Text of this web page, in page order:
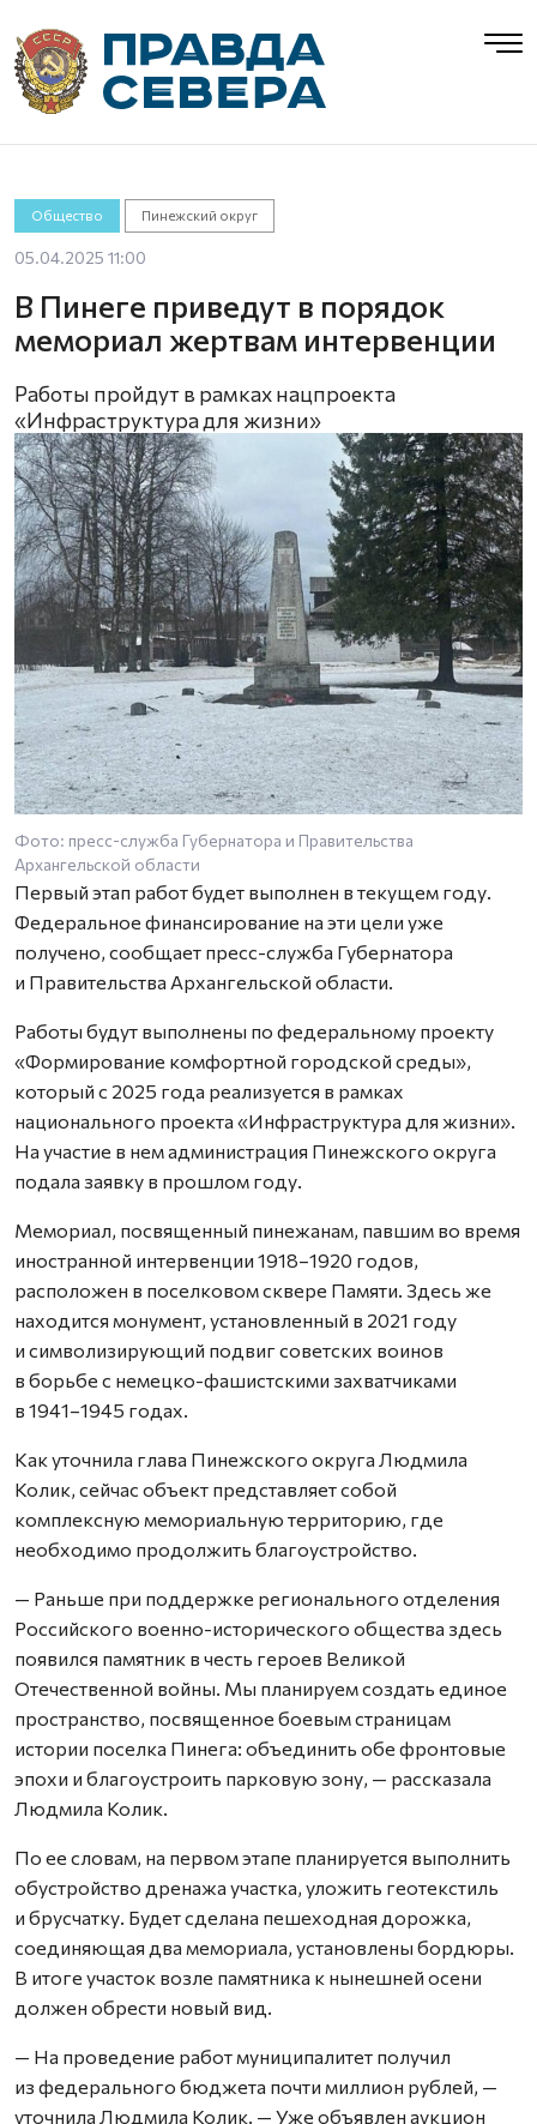
Общество Пинежский округ
05.04.2025 11:00
В Пинеге приведут в порядок
мемориал жертвам интервенции
Работы пройдут в рамках нацпроекта
«Инфраструктура для жизни»
Фото: пресс-служба Губернатора и Правительства
Архангельской области
Первый этап работ будет выполнен в текущем году.
Федеральное финансирование на эти цели уже
получено, сообщает пресс-служба Губернатора
и Правительства Архангельской области.
Работы будут выполнены по федеральному проекту
«Формирование комфортной городской среды»,
который с 2025 года реализуется в рамках
национального проекта «Инфраструктура для жизни».
На участие в нем администрация Пинежского округа
подала заявку в прошлом году.
Мемориал, посвященный пинежанам, павшим во время
иностранной интервенции 1918–1920 годов,
расположен в поселковом сквере Памяти. Здесь же
находится монумент, установленный в 2021 году
и символизирующий подвиг советских воинов
в борьбе с немецко-фашистскими захватчиками
в 1941–1945 годах.
Как уточнила глава Пинежского округа Людмила
Колик, сейчас объект представляет собой
комплексную мемориальную территорию, где
необходимо продолжить благоустройство.
— Раньше при поддержке регионального отделения
Российского военно-исторического общества здесь
появился памятник в честь героев Великой
Отечественной войны. Мы планируем создать единое
пространство, посвященное боевым страницам
истории поселка Пинега: объединить обе фронтовые
эпохи и благоустроить парковую зону, — рассказала
Людмила Колик.
По ее словам, на первом этапе планируется выполнить
обустройство дренажа участка, уложить геотекстиль
и брусчатку. Будет сделана пешеходная дорожка,
соединяющая два мемориала, установлены бордюры.
В итоге участок возле памятника к нынешней осени
должен обрести новый вид.
— На проведение работ муниципалитет получил
из федерального бюджета почти миллион рублей, —
уточнила Людмила Колик. — Уже объявлен аукцион